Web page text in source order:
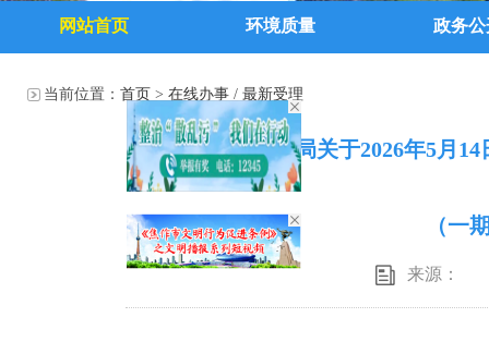
网站首页 环境质量 政务公
当前位置： 首页 > 在线办事 / 最新受理
焦作市生态环境局关于2026年5月
（一
来源：